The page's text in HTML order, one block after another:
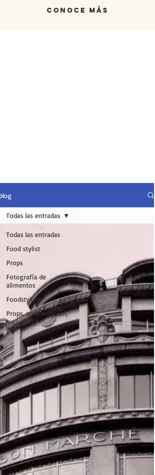
conoce más
Todas las entradas
Food stylist
Props
Fotografía de
alimentos
Foodstyling
Props, ambientación,
set
Todas las entradas